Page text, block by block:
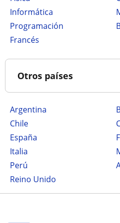
Informática
Programación
Francés
Otros países
Argentina
Chile
España
Italia
Perú
Reino Unido